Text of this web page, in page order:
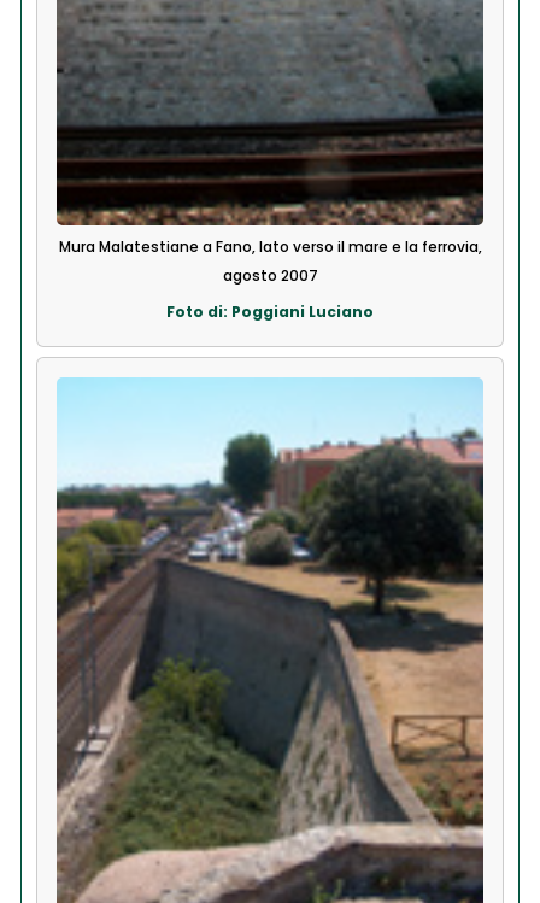
Mura Malatestiane a Fano, lato verso il mare e la ferrovia,
agosto 2007
Foto di: Poggiani Luciano